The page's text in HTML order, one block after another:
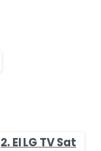
2. El LG TV Sat